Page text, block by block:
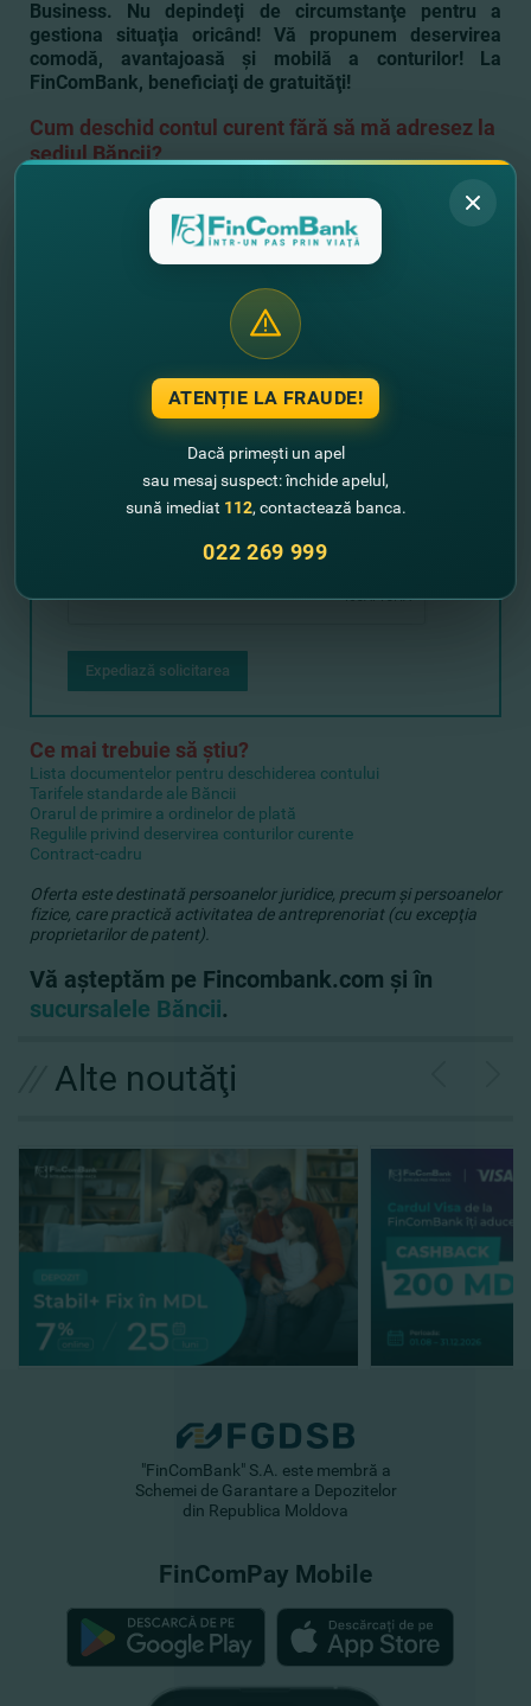
Business. Nu depindeţi de circumstanţe pentru a
gestiona situaţia oricând! Vă propunem deservirea
comodă, avantajoasă şi mobilă a conturilor! La
FinComBank, beneficiaţi de gratuităţi!
Cum deschid contul curent fără să mă adresez la
sediul Băncii?
deschiderea contului, rugăm să indicaţi datele Dvs. de contact în
Trec ONLINE.După completarea cererii pe site de către
Dvs., veţi fi contactat de specialistul Băncii.
Lasă-ne datele tale de contact şi noi
revenim cu un sunet!
Expediază solicitarea
Ce mai trebuie să ştiu?
Lista documentelor pentru deschiderea contului
Tarifele standarde ale Băncii
Orarul de primire a ordinelor de plată
Regulile privind deservirea conturilor curente
Contract-cadru
Oferta este destinată persoanelor juridice, precum şi persoanelor
fizice, care practică activitatea de antreprenoriat (cu excepţia
proprietarilor de patent).
Vă aşteptăm pe Fincombank.com şi în
sucursalele Băncii.
Alte noutăţi
"FinComBank" S.A. este membră a
Schemei de Garantare a Depozitelor
din Republica Moldova
FinComPay Mobile
ATENȚIE LA FRAUDE!
Dacă primești un apel
sau mesaj suspect: închide apelul,
sună imediat 112, contactează banca.
022 269 999